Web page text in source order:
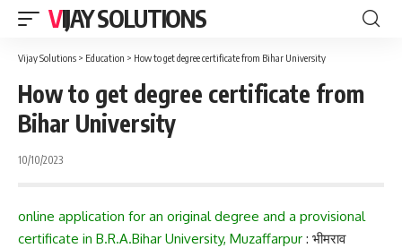
VIJAY SOLUTIONS
Vijay Solutions > Education > How to get degree certificate from Bihar University
How to get degree certificate from
Bihar University
10/10/2023
online application for an original degree and a provisional
certificate in B.R.A.Bihar University, Muzaffarpur : भीमराव